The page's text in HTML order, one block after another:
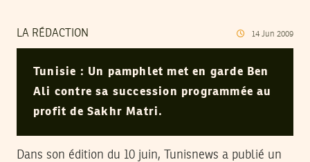
LA RÉDACTION 14 Jun 2009
Tunisie : Un pamphlet met en garde Ben
Ali contre sa succession programmée au
profit de Sakhr Matri.
Dans son édition du 10 juin, Tunisnews a publié un